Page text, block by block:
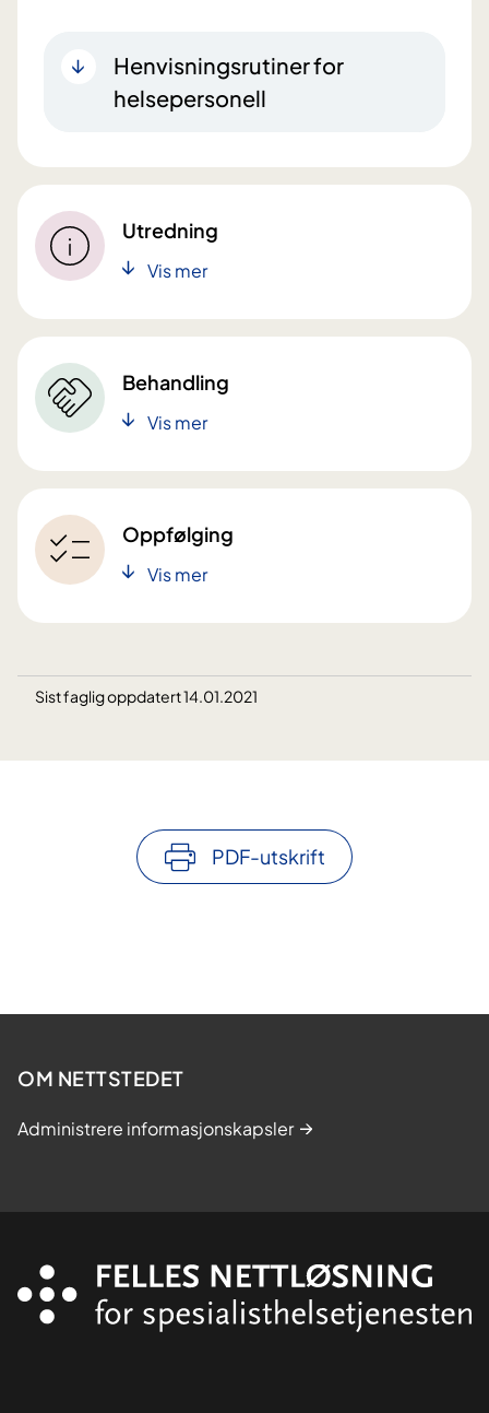
Henvisningsrutiner for
helsepersonell
Utredning
Vis mer
Behandling
Vis mer
Oppfølging
Vis mer
Sist faglig oppdatert 14.01.2021
PDF-utskrift
OM NETTSTEDET
Administrere informasjonskapsler